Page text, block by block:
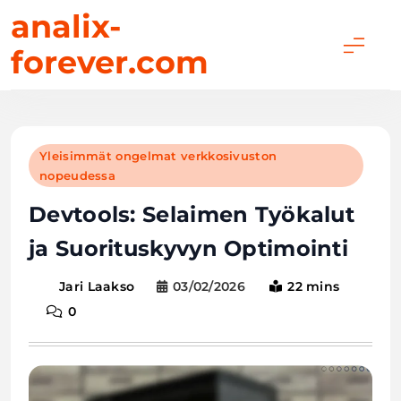
to
content
analix-
forever.com
Yleisimmät ongelmat verkkosivuston
nopeudessa
Devtools: Selaimen Työkalut
ja Suorituskyvyn Optimointi
Jari Laakso 03/02/2026
22 mins
0